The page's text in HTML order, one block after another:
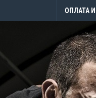
ОПЛАТА